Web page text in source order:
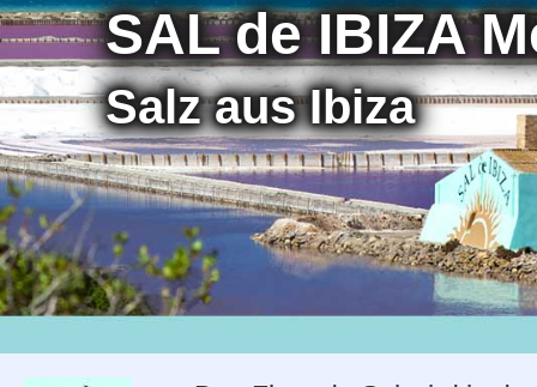
SAL de IBIZA
Salz aus Ibiza